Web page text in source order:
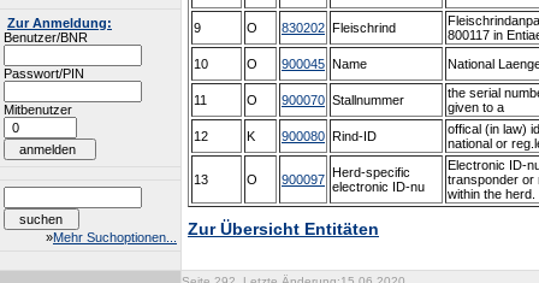
Zur Anmeldung:
Benutzer/BNR
Passwort/PIN
Mitbenutzer
»Mehr Suchoptionen...
9 O 830202 Fleischrind
800117 in
10
O 900045 Name National
11 O 900070 Stallnummer
the serial
given to a
12
K 900080 Rind-ID
offical (in law)
national or
13 O 900097 Herd-specific
electronic ID-nu
Electronic ID-
transponder or
within the herd.
Zur Übersicht Entitäten